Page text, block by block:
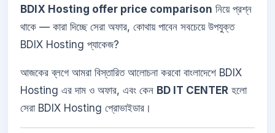
BDIX Hosting offer price comparison নিয়ে প্রশ্ন
থাকে — কারা দিচ্ছে সেরা অফার, কোথায় পাবেন সবচেয়ে উপযুক্ত
BDIX Hosting প্যাকেজ?
আজকের ব্লগে আমরা বিস্তারিত আলোচনা করবো বাংলাদেশে BDIX
Hosting এর দাম ও অফার, এবং কেন BD IT CENTER হলো
সেরা BDIX Hosting প্রোভাইডার।